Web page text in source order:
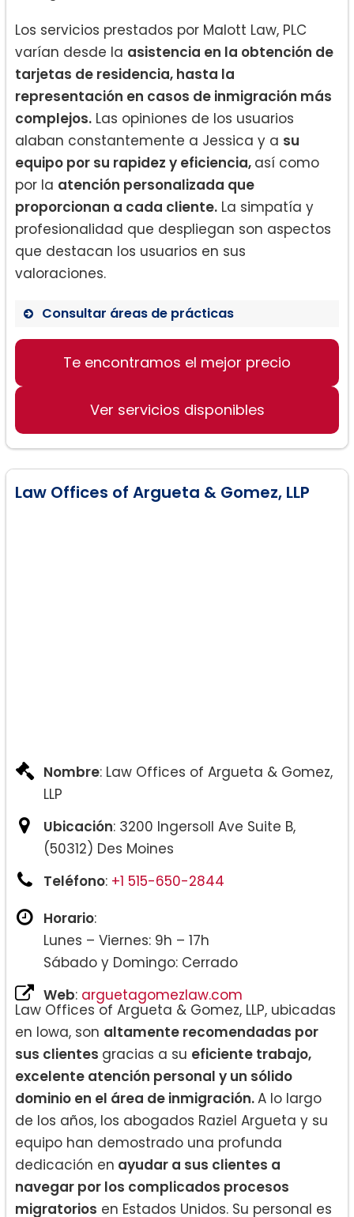
Los servicios prestados por Malott Law, PLC
varían desde la asistencia en la obtención de
tarjetas de residencia, hasta la
representación en casos de inmigración más
complejos. Las opiniones de los usuarios
alaban constantemente a Jessica y a su
equipo por su rapidez y eficiencia, así como
por la atención personalizada que
proporcionan a cada cliente. La simpatía y
profesionalidad que despliegan son aspectos
que destacan los usuarios en sus
valoraciones.
Consultar áreas de prácticas
Inmigración
Solicitud de Residencia
Te encontramos el mejor precio
Ver servicios disponibles
Law Offices of Argueta & Gomez, LLP
Nombre: Law Offices of Argueta & Gomez,
LLP
Ubicación: 3200 Ingersoll Ave Suite B,
(50312) Des Moines
Teléfono: +1 515-650-2844
Horario:
Lunes – Viernes: 9h – 17h
Sábado y Domingo: Cerrado
Web: arguetagomezlaw.com
Law Offices of Argueta & Gomez, LLP, ubicadas
en Iowa, son altamente recomendadas por
sus clientes gracias a su eficiente trabajo,
excelente atención personal y un sólido
dominio en el área de inmigración.A lo largo
de los años, los abogados Raziel Argueta y su
equipo han demostrado una profunda
dedicación en ayudar a sus clientes a
navegar por los complicados procesos
migratorios en Estados Unidos. Su personal es